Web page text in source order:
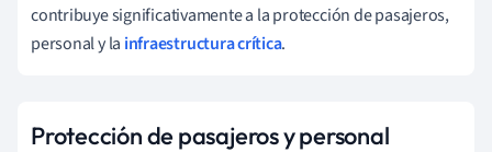
contribuye significativamente a la protección de pasajeros,
personal y la infraestructura crítica.
Protección de pasajeros y personal